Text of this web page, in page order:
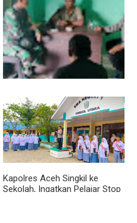
Sentuhan Akhir Jembatan
Garuda Dikebut, Kodim 0118
Optimistis Tepat Waktu
Babinsa dan Bhabinkamtibmas
Kompak Gaungkan Gerakan
Kibarkan Merah Putih
Kapolres Aceh Singkil ke
Sekolah, Ingatkan Pelajar Stop